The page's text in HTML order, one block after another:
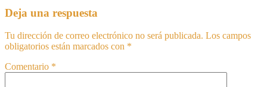
Deja una respuesta
Tu dirección de correo electrónico no será publicada. Los campos
obligatorios están marcados con *
Comentario *